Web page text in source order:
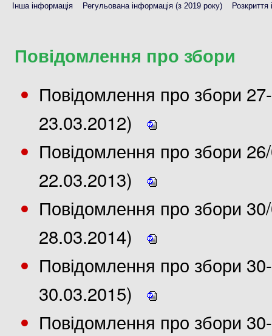
Інша інформація Регульована інформація (з 2019 року) Розкриття
Повідомлення про збори
Повідомлення про збори
23.03.2012)
Повідомлення про збори
22.03.2013)
Повідомлення про збори
28.03.2014)
Повідомлення про збори
30.03.2015)
Повідомлення про збори